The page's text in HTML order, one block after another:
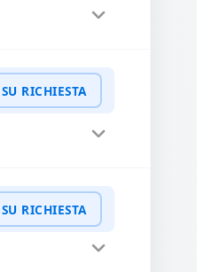
WhatsApp
SU RICHIESTA
WhatsApp
SU RICHIESTA